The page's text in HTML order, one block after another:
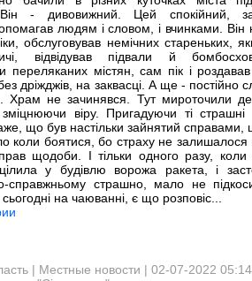
Він - дивовижний. Цей спокійний,
людям і словом, і вчинками. Він
обслуговував немічних стареньких,
відвідував підвали й
переляканих містян, сам пік і роздавав
дріжджів, на заквасці. А ще - постійно
Храм не зачинявся. Тут мироточили
віру. Пригадуючи ті страшні
що був настільки зайнятий справами,
коли боятися, бо страху не залишалося
щодоби. І тільки одного разу,
у будівлю ворожа ракета, і
справжньому страшно, мало не
на чаюванні, є що розповіс...
| Местные новости | 02-07-2022